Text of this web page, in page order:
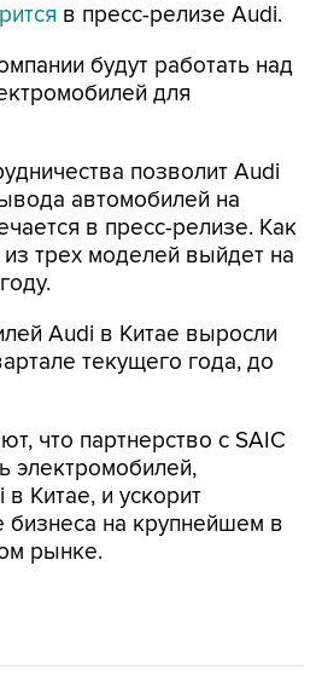
в пресс-релизе Audi.
будут работать над
для
позволит Audi
автомобилей на
в пресс-релизе. Как
трех моделей выйдет на
Audi в Китае выросли
текущего года, до
что партнерство с SAIC
электромобилей,
Китае, и ускорит
на крупнейшем в
рынке.